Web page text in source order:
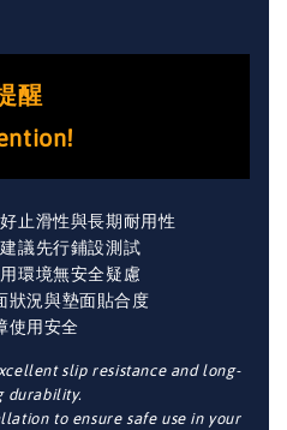
醒
止滑性與長期耐用性
議先行鋪設測試
環境無安全疑慮
狀況與墊面貼合度
使用安全
slip resistance and long-
durability.
to ensure safe use in your